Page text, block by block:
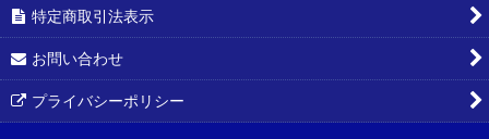
特定商取引法表示
お問い合わせ
プライバシーポリシー